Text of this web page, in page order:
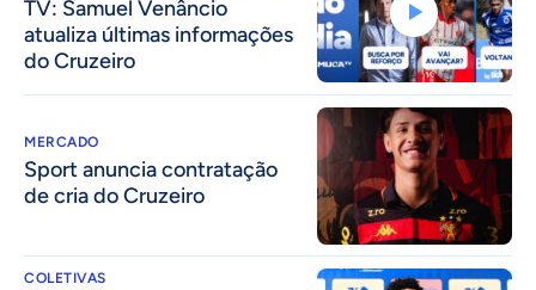
TV: Samuel Venâncio
atualiza últimas informações
do Cruzeiro
MERCADO
Sport anuncia contratação
de cria do Cruzeiro
COLETIVAS